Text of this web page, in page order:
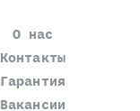
О нас
Контакты
Гарантия
Вакансии